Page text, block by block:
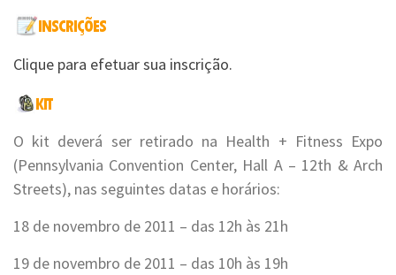
Clique para efetuar sua inscrição.
O kit deverá ser retirado na Health + Fitness Expo
(Pennsylvania Convention Center, Hall A – 12th & Arch
Streets), nas seguintes datas e horários:
18 de novembro de 2011 – das 12h às 21h
19 de novembro de 2011 – das 10h às 19h